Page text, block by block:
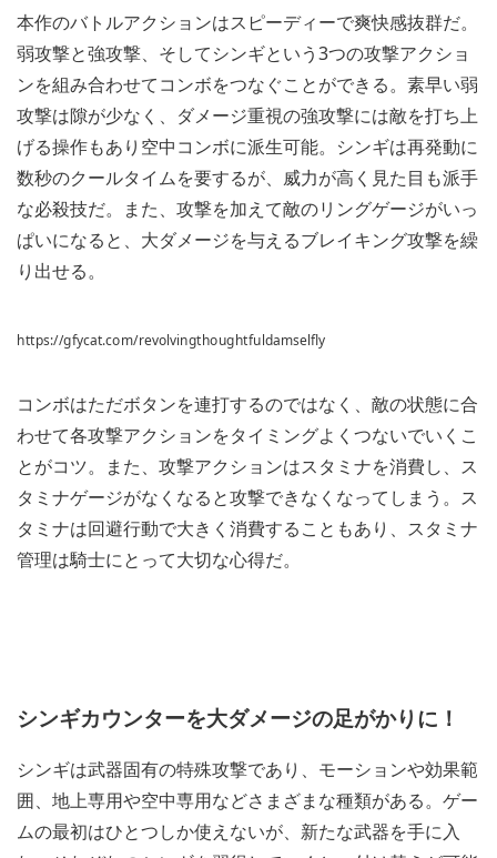
本作のバトルアクションはスピーディーで爽快感抜群だ。
弱攻撃と強攻撃、そしてシンギという3つの攻撃アクショ
ンを組み合わせてコンボをつなぐことができる。素早い弱
攻撃は隙が少なく、ダメージ重視の強攻撃には敵を打ち上
げる操作もあり空中コンボに派生可能。シンギは再発動に
数秒のクールタイムを要するが、威力が高く見た目も派手
な必殺技だ。また、攻撃を加えて敵のリングゲージがいっ
ぱいになると、大ダメージを与えるブレイキング攻撃を繰
り出せる。
https://gfycat.com/revolvingthoughtfuldamselfly
コンボはただボタンを連打するのではなく、敵の状態に合
わせて各攻撃アクションをタイミングよくつないでいくこ
とがコツ。また、攻撃アクションはスタミナを消費し、ス
タミナゲージがなくなると攻撃できなくなってしまう。ス
タミナは回避行動で大きく消費することもあり、スタミナ
管理は騎士にとって大切な心得だ。
シンギカウンターを大ダメージの足がかりに！
シンギは武器固有の特殊攻撃であり、モーションや効果範
囲、地上専用や空中専用などさまざまな種類がある。ゲー
ムの最初はひとつしか使えないが、新たな武器を手に入